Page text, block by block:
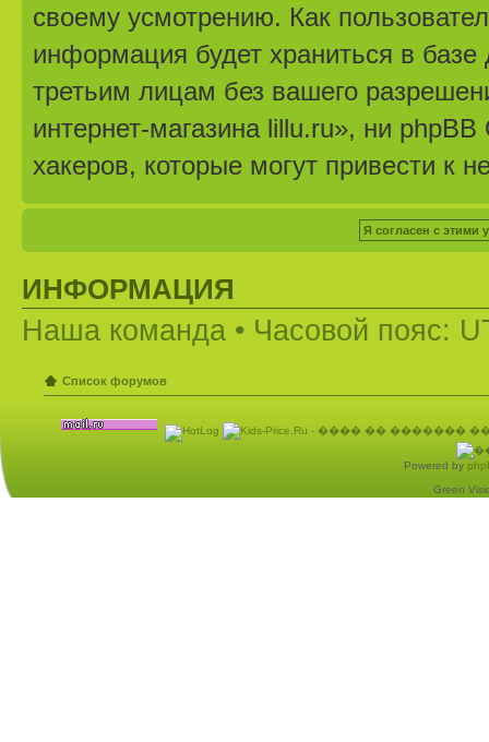
своему усмотрению. Как
информация будет храниться в
третьим лицам без вашего
интернет-магазина lillu.ru», ни
хакеров, которые могут привести к
ИНФОРМАЦИЯ
Наша команда • Часовой пояс:
Список форумов
Powered by
Green